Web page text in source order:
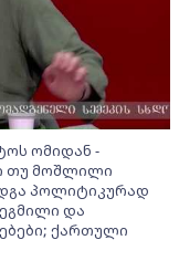
ომიდან -
თუ მოშლილი
პოლიტიკურად
და
ქართული